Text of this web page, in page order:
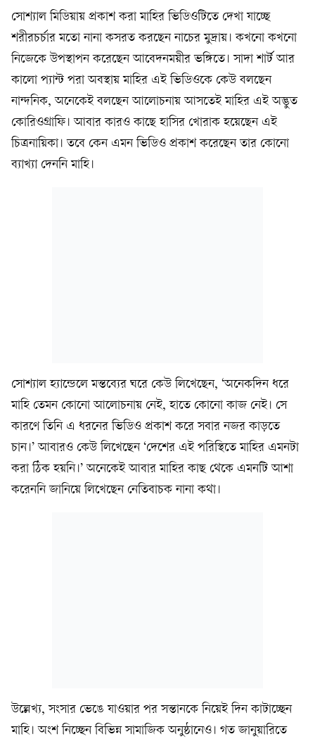
সোশ্যাল মিডিয়ায় প্রকাশ করা মাহির ভিডিওটিতে দেখা যাচ্ছে
শরীরচর্চার মতো নানা কসরত করছেন নাচের মুদ্রায়। কখনো কখনো
নিজেকে উপস্থাপন করেছেন আবেদনময়ীর ভঙ্গিতে। সাদা শার্ট আর
কালো প্যান্ট পরা অবস্থায় মাহির এই ভিডিওকে কেউ বলছেন
নান্দনিক, অনেকেই বলছেন আলোচনায় আসতেই মাহির এই অদ্ভুত
কোরিওগ্রাফি। আবার কারও কাছে হাসির খোরাক হয়েছেন এই
চিত্রনায়িকা। তবে কেন এমন ভিডিও প্রকাশ করেছেন তার কোনো
ব্যাখ্যা দেননি মাহি।
সোশ্যাল হ্যান্ডেলে মন্তব্যের ঘরে কেউ লিখেছেন, ‘অনেকদিন ধরে
মাহি তেমন কোনো আলোচনায় নেই, হাতে কোনো কাজ নেই। সে
কারণে তিনি এ ধরনের ভিডিও প্রকাশ করে সবার নজর কাড়তে
চান।’ আবারও কেউ লিখেছেন ‘দেশের এই পরিস্থিতে মাহির এমনটা
করা ঠিক হয়নি।’ অনেকেই আবার মাহির কাছ থেকে এমনটি আশা
করেননি জানিয়ে লিখেছেন নেতিবাচক নানা কথা।
উল্লেখ্য, সংসার ভেঙে যাওয়ার পর সন্তানকে নিয়েই দিন কাটাচ্ছেন
মাহি। অংশ নিচ্ছেন বিভিন্ন সামাজিক অনুষ্ঠানেও। গত জানুয়ারিতে